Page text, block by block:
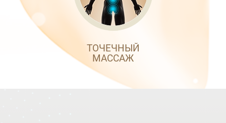
ТОЧЕЧНЫЙ
МАССАЖ